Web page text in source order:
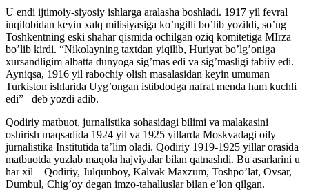
U endi ijtimoiy-siyosiy ishlarga aralasha boshladi. 1917 yil fevral
inqilobidan keyin xalq milisiyasiga ko’ngilli bo’lib yozildi, so’ng
Toshkentning eski shahar qismida ochilgan oziq komitetiga MIrza
bo’lib kirdi. “Nikolayning taxtdan yiqilib, Huriyat bo’lg’oniga
xursandligim albatta dunyoga sig’mas edi va sig’masligi tabiiy edi.
Ayniqsa, 1916 yil rabochiy olish masalasidan keyin umuman
Turkiston ishlarida Uyg’ongan istibdodga nafrat menda ham kuchli
edi”– deb yozdi adib.
Qodiriy matbuot, jurnalistika sohasidagi bilimi va malakasini
oshirish maqsadida 1924 yil va 1925 yillarda Moskvadagi oily
jurnalistika Institutida ta’lim oladi. Qodiriy 1919-1925 yillar orasida
matbuotda yuzlab maqola hajviyalar bilan qatnashdi. Bu asarlarini u
har xil – Qodiriy, Julqunboy, Kalvak Maxzum, Toshpo’lat, Ovsar,
Dumbul, Chig’oy degan imzo-tahalluslar bilan e’lon qilgan.